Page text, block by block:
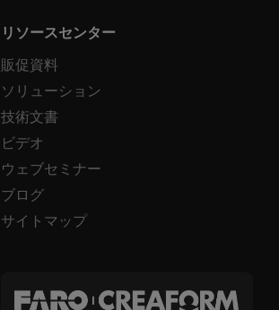
リソースセンター
販促資料
ソリューション
技術文書
ビデオ
ウェブセミナー
ブログ
サイトマップ